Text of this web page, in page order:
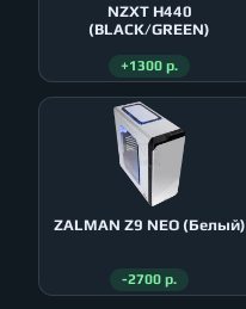
NZXT H440
(BLACK/GREEN)
+1300 р.
ZALMAN Z9 NEO (Белый)
-2700 р.